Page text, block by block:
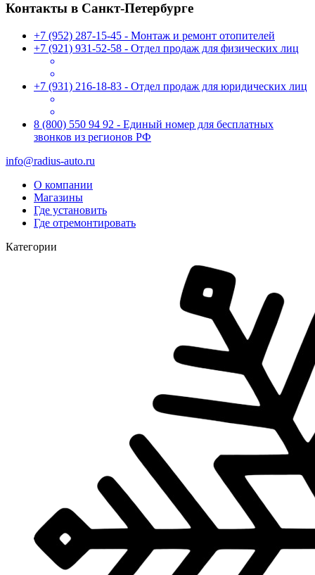
Контакты в Санкт-Петербурге
+7 (952) 287-15-45 - Монтаж и ремонт отопителей
+7 (921) 931-52-58 - Отдел продаж для физических лиц
+7 (931) 216-18-83 - Отдел продаж для юридических лиц
8 (800) 550 94 92 - Единый номер для бесплатных
звонков из регионов РФ
info@radius-auto.ru
О компании
Магазины
Где установить
Где отремонтировать
Категории